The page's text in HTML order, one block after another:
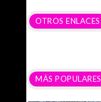
OTROS ENLACES
MÁS POPULARES